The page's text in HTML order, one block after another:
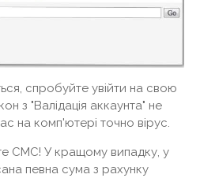
спробуйте увійти на свою
з "Валідація аккаунта" не
на комп'ютері точно вірус.
СМС! У кращому випадку, у
певна сума з рахунку